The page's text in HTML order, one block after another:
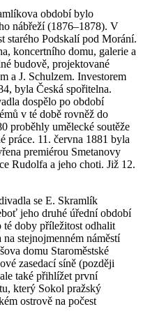
období bylo
nábřeží (1876–1878). V
starého Podskalí pod Morání.
koncertního domu, galerie a
budově, projektované
a J. Schulzem. Investorem
byla Česká spořitelna.
dospělo po období
v té době rovněž do
proběhly umělecké soutěže
práce. 11. června 1881 byla
premiérou Smetanovy
Rudolfa a jeho choti. Již 12.
se E. Skramlík
jeho druhé úřední období
doby příležitost odhalit
stejnojmenném náměstí
domu Staroměstské
zasedací síně (později
také přihlížet první
který Sokol pražský
ostrově na počest